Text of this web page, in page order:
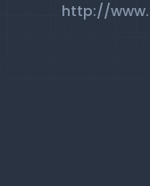
http://